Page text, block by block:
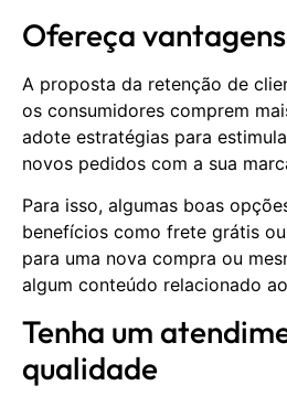
Ofereça vantagens
A proposta da retenção de
os consumidores comprem
adote estratégias para
novos pedidos com a sua
Para isso, algumas boas
benefícios como frete grátis
para uma nova compra ou
algum conteúdo relacionado
Tenha um
qualidade